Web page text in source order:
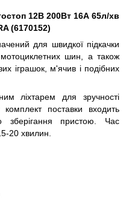
12В 200Вт 16А 65л/хв
(6170152)
для швидкої підкачки
шин, а також
іграшок, м'ячив і подібних
ліхтарем для зручності
поставки входить
зберігання пристою. Час
20 хвилин.